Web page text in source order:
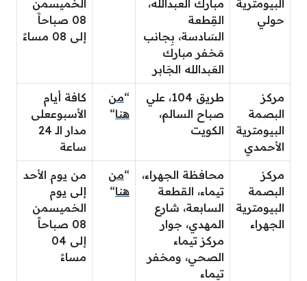
البيومترية
حولي
مبارك العبدالله،
القِطعة
السَادسة، بِجانب
مَخفر مبارك
العَبدالله الجَابر
الخميسمن
08 صباحاََ
إلى 08 مساءََ
مركز
البصمة
البيومترية
الأحمدي
طريق 104، علي
صباح السالم،
الكويت
“من
هنا“
كافة أيام
الأسبوععلى
مدار الـ 24
ساعة
مركز
البصمة
البيومترية
الجهراء
محافظة الجهراء،
تيماء، القطعة
السابعة، شارع
المهدي، جوار
مركز تيماء
الصحي، ومخفر
تيماء
“من
هنا“
من يوم الأحد
إلى يوم
الخميسمن
08 صباحاً
إلى 04
مساءً